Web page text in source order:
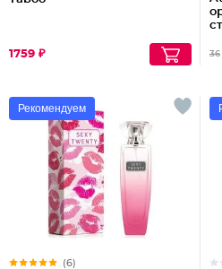
1759 ₽ 36
Рекомендуем
(6)